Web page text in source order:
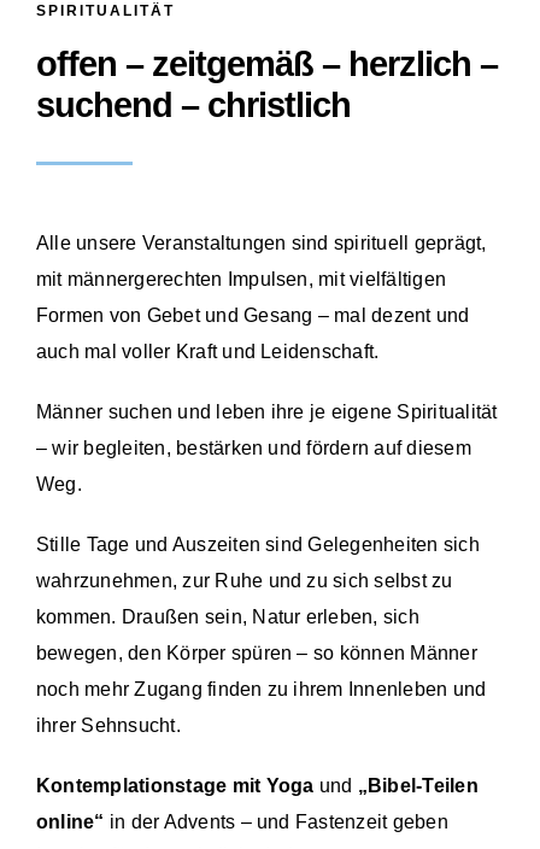
SPIRITUALITÄT
offen – zeitgemäß – herzlich –
suchend – christlich
Alle unsere Veranstaltungen sind spirituell geprägt,
mit männergerechten Impulsen, mit vielfältigen
Formen von Gebet und Gesang – mal dezent und
auch mal voller Kraft und Leidenschaft.
Männer suchen und leben ihre je eigene Spiritualität
– wir begleiten, bestärken und fördern auf diesem
Weg.
Stille Tage und Auszeiten sind Gelegenheiten sich
wahrzunehmen, zur Ruhe und zu sich selbst zu
kommen. Draußen sein, Natur erleben, sich
bewegen, den Körper spüren – so können Männer
noch mehr Zugang finden zu ihrem Innenleben und
ihrer Sehnsucht.
Kontemplationstage mit Yoga und „Bibel-Teilen
online“ in der Advents – und Fastenzeit geben